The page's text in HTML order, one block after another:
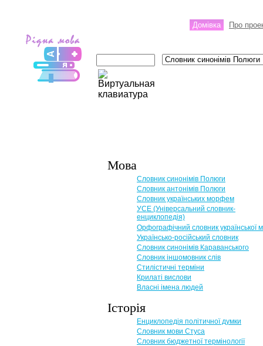
Домівка Про
Мова
Словник синонімів Полюги
Словник антонімів Полюги
Словник українських морфем
УСЕ (Універсальний словник-
енциклопедія)
Орфографічний словник української
Українсько-російський словник
Словник синонімів Караванського
Словник іншомовник слів
Стилістичні терміни
Крилаті вислови
Власні імена людей
Історія
Енциклопедія політичної думки
Словник мови Стуса
Словник бюджетної термінології